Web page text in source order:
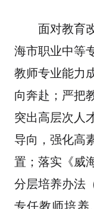
面对教育改
海市职业中等
教师专业能力
向奔赴；严把
突出高层次人
导向，强化高
置；落实《威
分层培养办法
专任教师培养